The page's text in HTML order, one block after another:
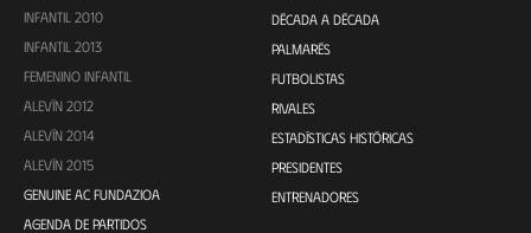
INFANTIL 2010
INFANTIL 2013
FEMENINO INFANTIL
ALEVÍN 2012
ALEVÍN 2014
ALEVÍN 2015
GENUINE AC FUNDAZIOA
AGENDA DE PARTIDOS
DÉCADA A DÉCADA
PALMARÉS
FUTBOLISTAS
RIVALES
ESTADÍSTICAS HISTÓRICAS
PRESIDENTES
ENTRENADORES